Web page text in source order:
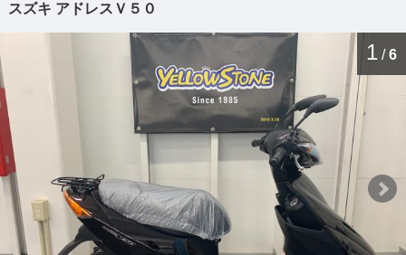
スズキ アドレスＶ５０
1 / 6